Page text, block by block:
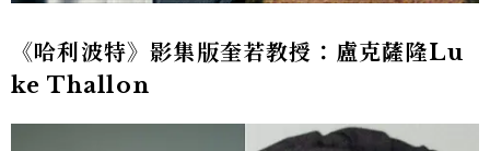
《哈利波特》影集版奎若教授：盧克薩隆Lu
ke Thallon